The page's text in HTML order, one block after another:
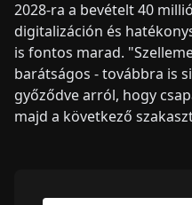
2028-ra a bevételt 40
digitalizáción és
is fontos marad.
barátságos - továbbra is
győződve arról, hogy
majd a következő